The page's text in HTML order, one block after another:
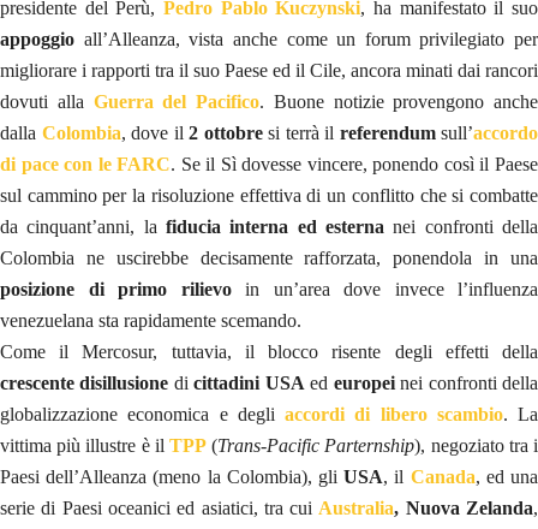
presidente del Perù, Pedro Pablo Kuczynski, ha manifestato il suo
appoggio all’Alleanza, vista anche come un forum privilegiato per
migliorare i rapporti tra il suo Paese ed il Cile, ancora minati dai rancori
dovuti alla Guerra del Pacifico. Buone notizie provengono anche
dalla Colombia, dove il 2 ottobresi terrà il referendumsull’accordo
di pace con le FARC. Se il Sì dovesse vincere, ponendo così il Paese
sul cammino per la risoluzione effettiva di un conflitto che si combatte
da cinquant’anni, la fiducia interna ed esterna nei confronti della
Colombia ne uscirebbe decisamente rafforzata, ponendola in una
posizione di primo rilievoin un’area dove invece l’influenza
venezuelana sta rapidamente scemando.
Come il Mercosur, tuttavia, il blocco risente degli effetti della
crescente disillusione dicittadini USA ed europeinei confronti della
globalizzazione economica e degli accordi di libero scambio. La
vittima più illustre è il TPP (Trans-Pacific Parternship), negoziato tra i
Paesi dell’Alleanza (meno la Colombia), gliUSA, il Canada, ed una
serie di Paesi oceanici ed asiatici, tra cui Australia, Nuova Zelanda,